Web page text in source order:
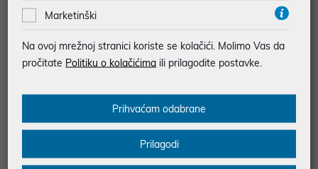
baterije zahtijevaju vađenje ruda koje može uzrokovati značajnu
ekološku štetu. Također, otpadne litijske baterije sadrže štetne
kemikalije koje mogu kontaminirati tlo i vodene resurse ako se ne
recikliraju ispravno.
Solid-state baterije nude mogućnost smanjenja tih negativnih
utjecaja svojim potencijalno manje opasnim materijalnim
sastavom. Iako solid-state tehnologija može pomoći u smanjenju
štete po okoliš, njezin trenutni utjecaj na okoliš treba dodatno
istražiti kako bi se potvrdila održivost u praktičnoj primjeni.
Marketinški
Na ovoj mrežnoj stranici koriste se kolačići. Molimo Vas da
pročitate Politiku o kolačićima ili prilagodite postavke.
Prihvaćam odabrane
Prilagodi